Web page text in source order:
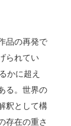
品の再発で
られてい
かに超え
る。世界の
釈として構
存在の重さ